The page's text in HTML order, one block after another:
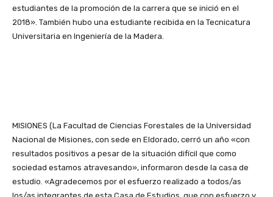
estudiantes de la promoción de la carrera que se inició en el
2018». También hubo una estudiante recibida en la Tecnicatura
Universitaria en Ingeniería de la Madera.
MISIONES (La Facultad de Ciencias Forestales de la Universidad
Nacional de Misiones, con sede en Eldorado, cerró un año «con
resultados positivos a pesar de la situación difícil que como
sociedad estamos atravesando», informaron desde la casa de
estudio. «Agradecemos por el esfuerzo realizado a todos/as